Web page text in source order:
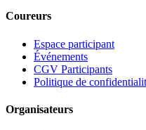
Coureurs
Espace participant
Événements
CGV Participants
Politique de
Organisateurs